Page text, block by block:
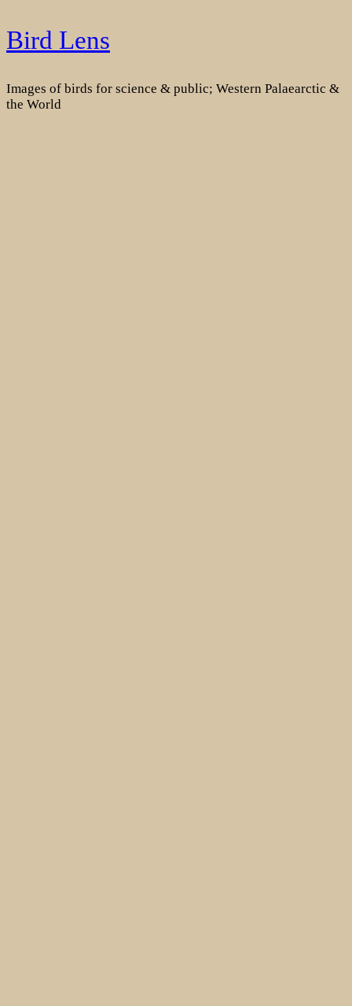
Skip
to
Bird Lens
Images of birds for science & public; Western Palaearctic &
the World